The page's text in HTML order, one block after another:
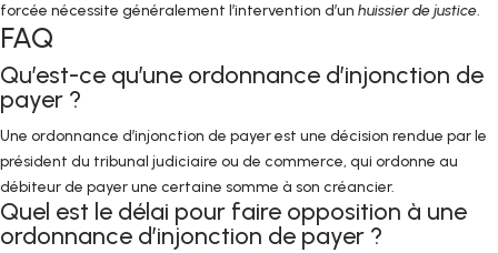
forcée nécessite généralement l’intervention d’un huissier de justice.
FAQ
Qu’est-ce qu’une ordonnance d’injonction de
payer ?
Une ordonnance d’injonction de payer est une décision rendue par le
président du tribunal judiciaire ou de commerce, qui ordonne au
débiteur de payer une certaine somme à son créancier.
Quel est le délai pour faire opposition à une
ordonnance d’injonction de payer ?